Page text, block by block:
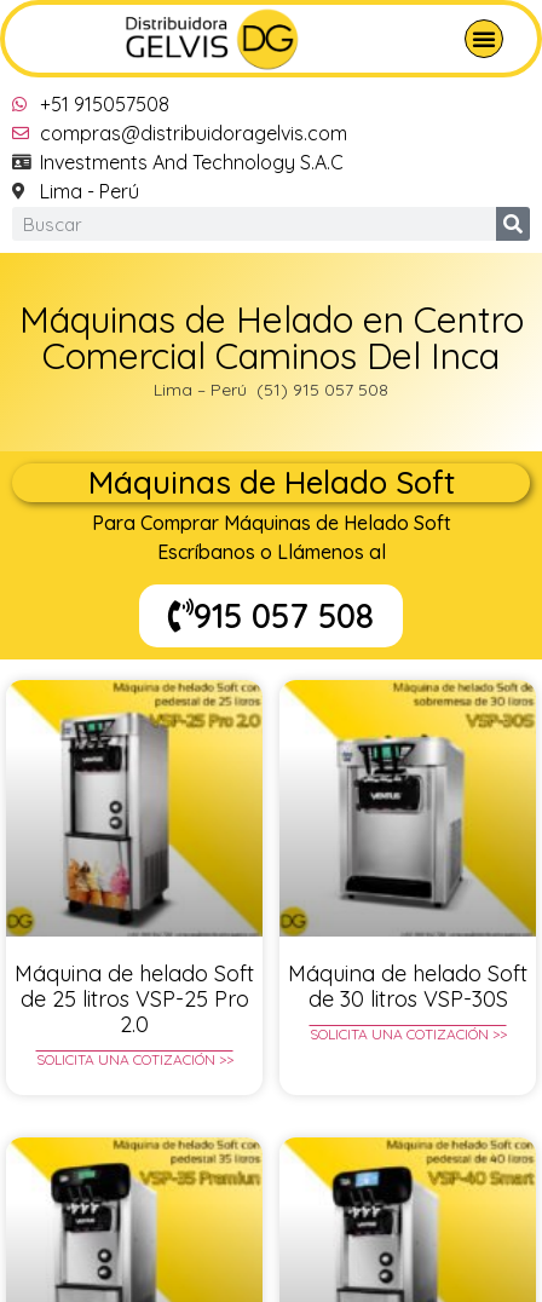
+51 915057508
compras@distribuidoragelvis.com
Investments And Technology S.A.C
Lima - Perú
Máquinas de Helado en Centro
Comercial Caminos Del Inca
Lima – Perú (51) 915 057 508
Máquinas de Helado Soft
Para Comprar Máquinas de Helado Soft
Escríbanos o Llámenos al
915 057 508
Máquina de helado Soft
de 25 litros VSP-25 Pro
2.0
SOLICITA UNA COTIZACIÓN >>
Máquina de helado Soft
de 30 litros VSP-30S
SOLICITA UNA COTIZACIÓN >>